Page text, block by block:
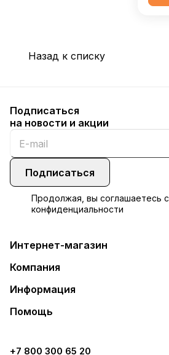
Назад к списку
Подписаться
на новости и акции
Подписаться
Продолжая, вы соглашаетесь с
конфиденциальности
Интернет-магазин
Компания
Информация
Помощь
+7 800 300 65 20